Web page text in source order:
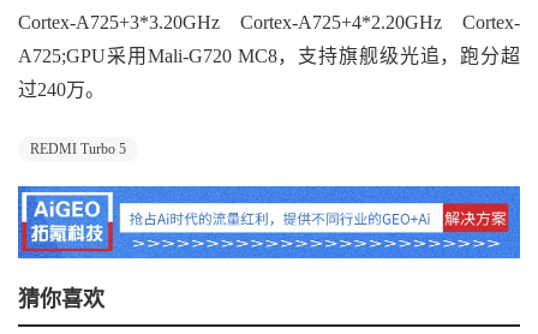
Cortex-A725+3*3.20GHz Cortex-A725+4*2.20GHz Cortex-
A725;GPU采用Mali-G720 MC8，支持旗舰级光追，跑分超
过240万。
REDMI Turbo 5
猜你喜欢